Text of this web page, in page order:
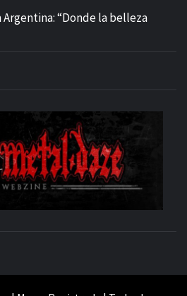
Argentina: “Donde la belleza